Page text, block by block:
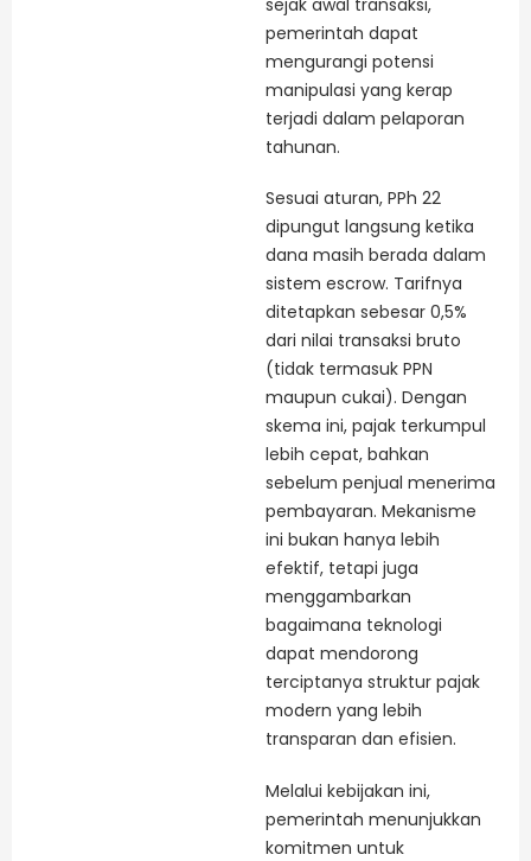
pemerintah dapat
mengurangi potensi
manipulasi yang kerap
terjadi dalam pelaporan
tahunan.
Sesuai aturan, PPh 22
dipungut langsung ketika
dana masih berada dalam
sistem escrow. Tarifnya
ditetapkan sebesar 0,5%
dari nilai transaksi bruto
(tidak termasuk PPN
maupun cukai). Dengan
skema ini, pajak terkumpul
lebih cepat, bahkan
sebelum penjual menerima
pembayaran. Mekanisme
ini bukan hanya lebih
efektif, tetapi juga
menggambarkan
bagaimana teknologi
dapat mendorong
terciptanya struktur pajak
modern yang lebih
transparan dan efisien.
Melalui kebijakan ini,
pemerintah menunjukkan
komitmen untuk